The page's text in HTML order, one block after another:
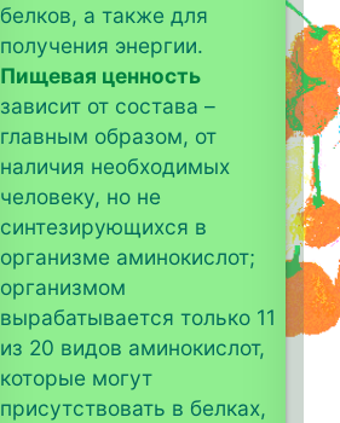
белков, а также для
получения энергии.
Пищевая ценность
зависит от состава –
главным образом, от
наличия необходимых
человеку, но не
синтезирующихся в
организме аминокислот;
организмом
вырабатывается только 11
из 20 видов аминокислот,
которые могут
присутствовать в белках,